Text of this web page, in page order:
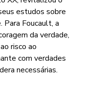
estudos sobre
Para Foucault, a
da verdade,
risco ao
com verdades
necessárias.